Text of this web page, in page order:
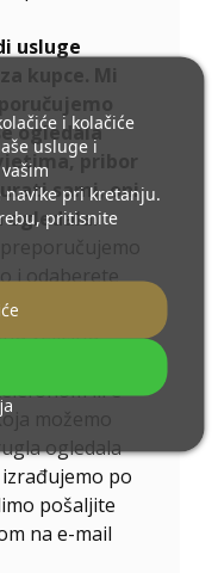
usluge
ogledala
pribor
sami, oni
ogledala.
i odaberete
veličinu
drugačija
ili e-
možemo
ogledala
po
pošaljite
na e-mail
i kolačiće
usluge i
pri kretanju.
pritisnite